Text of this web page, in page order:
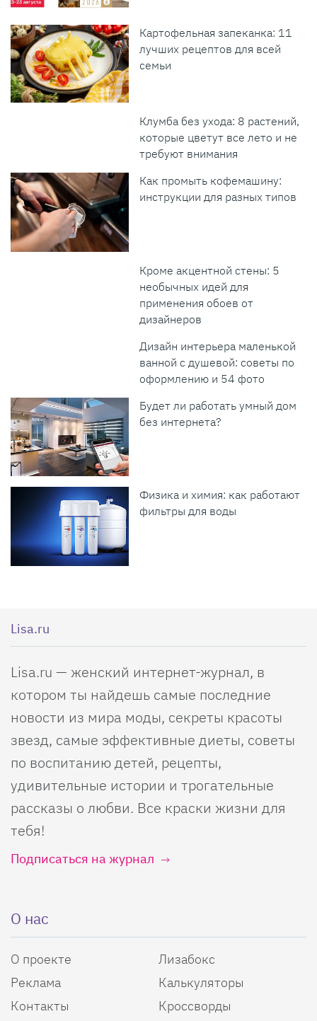
Картофельная запеканка: 11
лучших рецептов для всей
семьи
Клумба без ухода: 8 растений,
которые цветут все лето и не
требуют внимания
Как промыть кофемашину:
инструкции для разных типов
Кроме акцентной стены: 5
необычных идей для
применения обоев от
дизайнеров
Дизайн интерьера маленькой
ванной с душевой: советы по
оформлению и 54 фото
Будет ли работать умный дом
без интернета?
Физика и химия: как работают
фильтры для воды
Lisa.ru
Lisa.ru — женский интернет-журнал, в
котором ты найдешь самые последние
новости из мира моды, секреты красоты
звезд, самые эффективные диеты, советы
по воспитанию детей, рецепты,
удивительные истории и трогательные
рассказы о любви. Все краски жизни для
тебя!
Подписаться на журнал
О нас
О проекте
Реклама
Контакты
Лизабокс
Калькуляторы
Кроссворды